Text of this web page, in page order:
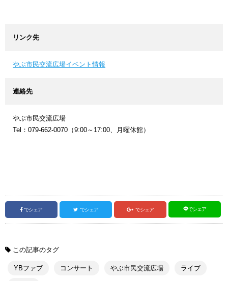
リンク先
やぶ市民交流広場イベント情報
連絡先
やぶ市民交流広場
Tel：079-662-0070（9:00～17:00、月曜休館）
でシェア でシェア でシェア でシェア
この記事のタグ
YBファブ コンサート やぶ市民交流広場 ライブ